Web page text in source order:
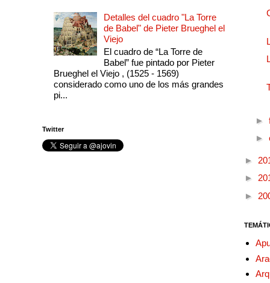
Detalles del cuadro "La Torre
de Babel" de Pieter Brueghel el
Viejo
El cuadro de “La Torre de
Babel” fue pintado por Pieter
Brueghel el Viejo , (1525 - 1569)
considerado como uno de los más grandes
pi...
Twitter
►
►
►
►
►